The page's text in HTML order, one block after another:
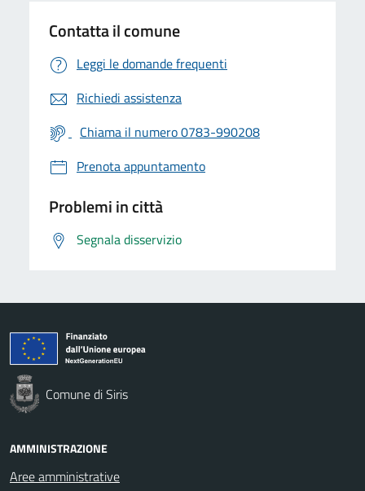
Contatta il comune
Leggi le domande frequenti
Richiedi assistenza
Chiama il numero 0783-990208
Prenota appuntamento
Problemi in città
Segnala disservizio
Comune di Siris
AMMINISTRAZIONE
Aree amministrative